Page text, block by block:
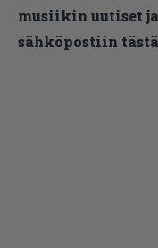
musiikin uutiset
sähköpostiin